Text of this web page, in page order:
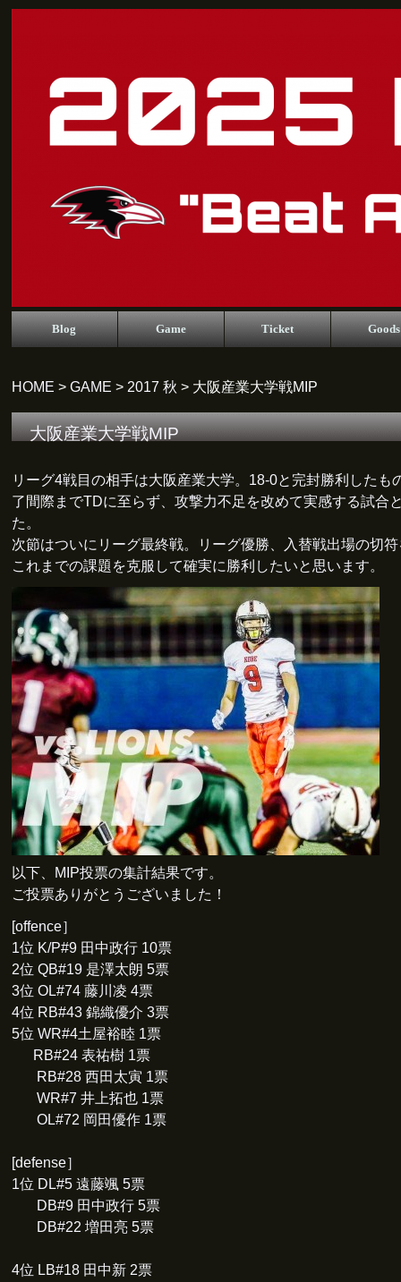
Blog Game Ticket Goods
HOME > GAME > 2017 秋 > 大阪産業大学戦MIP
大阪産業大学戦MIP
リーグ4戦目の相手は大阪産業大学。18-0と完封勝利したも
了間際までTDに至らず、攻撃力不足を改めて実感する試合
た。
次節はついにリーグ最終戦。リーグ優勝、入替戦出場の切
これまでの課題を克服して確実に勝利したいと思います。
以下、MIP投票の集計結果です。
ご投票ありがとうございました！
[offence］
1位 K/P#9 田中政行 10票
2位 QB#19 是澤太朗 5票
3位 OL#74 藤川凌 4票
4位 RB#43 錦織優介 3票
5位 WR#4土屋裕睦 1票
RB#24 表祐樹 1票
RB#28 西田太寅 1票
WR#7 井上拓也 1票
OL#72 岡田優作 1票
[defense］
1位 DL#5 遠藤颯 5票
DB#9 田中政行 5票
DB#22 増田亮 5票
4位 LB#18 田中新 2票